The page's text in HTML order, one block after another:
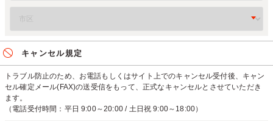
キャンセル規定
トラブル防止のため、お電話もしくはサイト上でのキャンセル受付後、キャン
セル確定メール(FAX)の送受信をもって、正式なキャンセルとさせていただき
ます。
（電話受付時間：平日 9:00～20:00 / 土日祝 9:00～18:00）